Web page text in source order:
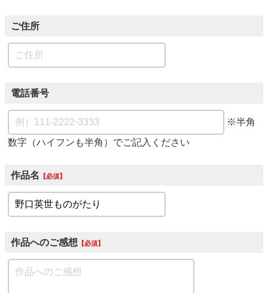
ご住所
電話番号
※半角
数字（ハイフンも半角）でご記入ください
作品名 必須
作品へのご感想 必須